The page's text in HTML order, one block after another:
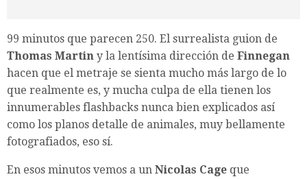
99 minutos que parecen 250. El surrealista guion de
Thomas Martin y la lentísima dirección de Finnegan
hacen que el metraje se sienta mucho más largo de lo
que realmente es, y mucha culpa de ella tienen los
innumerables flashbacks nunca bien explicados así
como los planos detalle de animales, muy bellamente
fotografiados, eso sí.
En esos minutos vemos a un Nicolas Cage que